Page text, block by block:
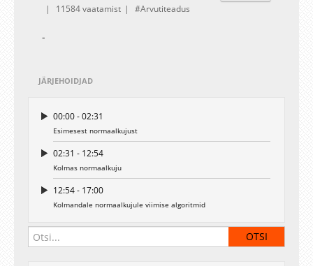
11584 vaatamist
Arvutiteadus
-
JÄRJEHOIDJAD
00:00 - 02:31
Esimesest normaalkujust
02:31 - 12:54
Kolmas normaalkuju
12:54 - 17:00
Kolmandale normaalkujule viimise algoritmid